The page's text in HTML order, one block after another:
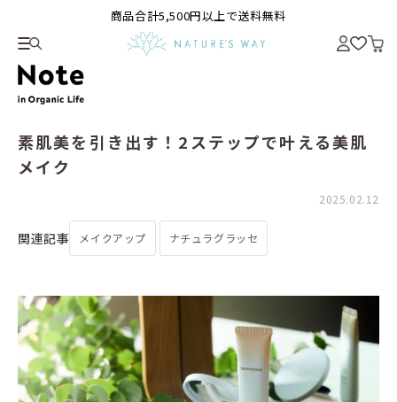
商品合計5,500円以上で送料無料
素肌美を引き出す！2ステップで叶える美肌
メイク
2025.02.12
関連記事 メイクアップ ナチュラグラッセ